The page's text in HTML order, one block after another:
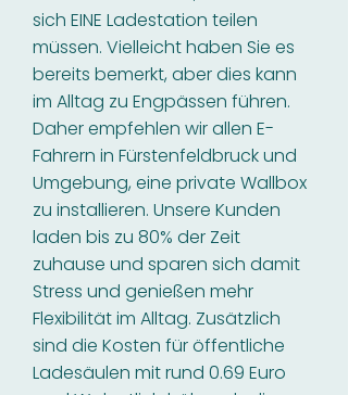
sich EINE Ladestation teilen
müssen. Vielleicht haben Sie es
bereits bemerkt, aber dies kann
im Alltag zu Engpässen führen.
Daher empfehlen wir allen E-
Fahrern in Fürstenfeldbruck und
Umgebung, eine private Wallbox
zu installieren. Unsere Kunden
laden bis zu 80% der Zeit
zuhause und sparen sich damit
Stress und genießen mehr
Flexibilität im Alltag. Zusätzlich
sind die Kosten für öffentliche
Ladesäulen mit rund 0.69 Euro